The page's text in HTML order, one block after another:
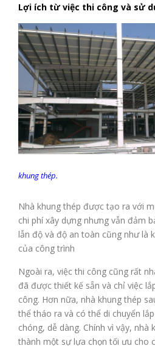
Lợi ích từ việc thi công và sử
Lợi ích khi thi
khung thép.
Nhà khung thép được tạo ra với
chi phí xây dựng nhưng vẫn đảm
lẫn độ và độ an toàn cũng như là
của công trình
Ngoài ra, việc thi công cũng rất
đã được thiết kế sẵn và chỉ việc
công. Hơn nữa, nhà khung thép
thể tháo ra và có thể di chuyển
chóng, dễ dàng. Chính vì vậy,
thành một sự lựa chọn tối ưu cho